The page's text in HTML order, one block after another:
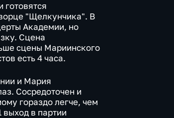
готовятся
"Щелкунчика". В
Академии, но
Сцена
сцены Мариинского
есть 4 часа.
и Мария
Сосредоточен и
гораздо легче, чем
выход в партии